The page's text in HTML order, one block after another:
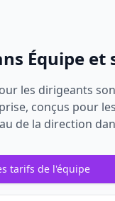
Équipe et
les dirigeants
conçus pour
de la direction
tarifs de l'équipe